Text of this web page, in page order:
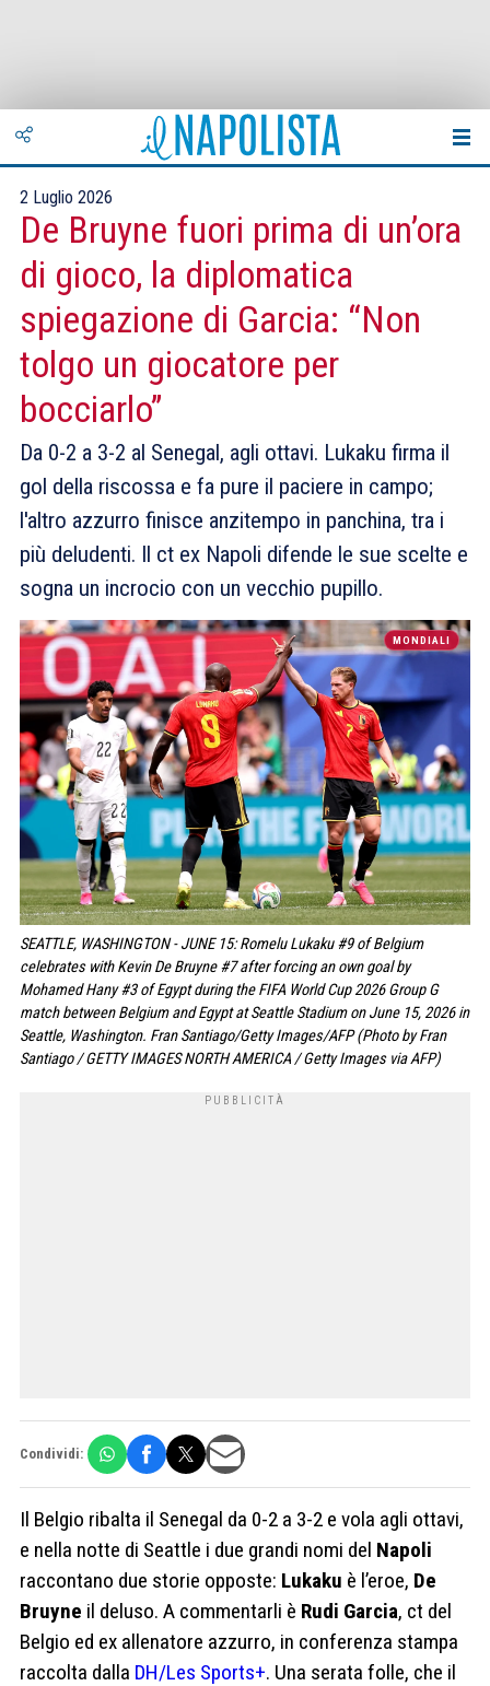
2 Luglio 2026
De Bruyne fuori prima di un’ora
di gioco, la diplomatica
spiegazione di Garcia: “Non
tolgo un giocatore per
bocciarlo”
Da 0-2 a 3-2 al Senegal, agli ottavi. Lukaku firma il
gol della riscossa e fa pure il paciere in campo;
l'altro azzurro finisce anzitempo in panchina, tra i
più deludenti. Il ct ex Napoli difende le sue scelte e
sogna un incrocio con un vecchio pupillo.
MONDIALI
SEATTLE, WASHINGTON - JUNE 15: Romelu Lukaku #9 of Belgium
celebrates with Kevin De Bruyne #7 after forcing an own goal by
Mohamed Hany #3 of Egypt during the FIFA World Cup 2026 Group G
match between Belgium and Egypt at Seattle Stadium on June 15, 2026 in
Seattle, Washington. Fran Santiago/Getty Images/AFP (Photo by Fran
Santiago / GETTY IMAGES NORTH AMERICA / Getty Images via AFP)
Condividi:
Il Belgio ribalta il Senegal da 0-2 a 3-2 e vola agli ottavi,
e nella notte di Seattle i due grandi nomi del Napoli
raccontano due storie opposte: Lukaku è l’eroe, De
Bruyne il deluso. A commentarli è Rudi Garcia, ct del
Belgio ed ex allenatore azzurro, in conferenza stampa
raccolta dalla DH/Les Sports+. Una serata folle, che il